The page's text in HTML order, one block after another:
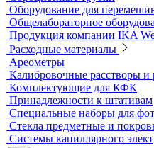
Нагревательные плиты
Песчаные бани
Оборудование для
промышленности и
Оборудование для отбора
Аналитичесике фильтры
Аспираторы
Пробоотборники